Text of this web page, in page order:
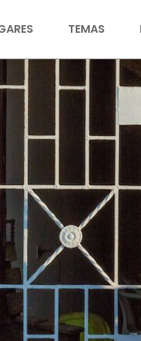
TEMAS